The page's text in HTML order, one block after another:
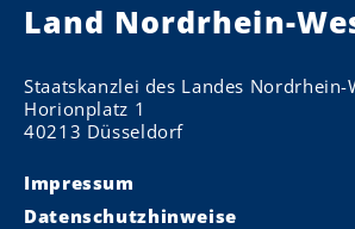
Land Nordrhein-
Staatskanzlei des Landes Nordrhein-
Horionplatz 1
40213 Düsseldorf
Impressum
Datenschutzhinweise